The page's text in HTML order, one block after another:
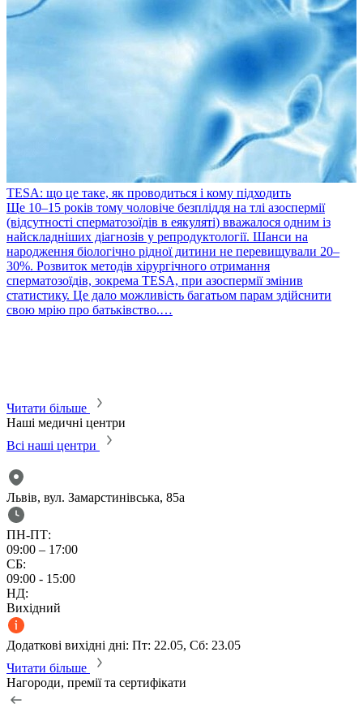
TESA: що це таке, як проводиться і кому підходить
​Ще 10–15 років тому чоловіче безпліддя на тлі азоспермії
(відсутності сперматозоїдів в еякуляті) вважалося одним із
найскладніших діагнозів у репродуктології. Шанси на
народження біологічно рідної дитини не перевищували 20–
30%. Розвиток методів хірургічного отримання
сперматозоїдів, зокрема TESA, при азоспермії змінив
статистику. Це дало можливість багатьом парам здійснити
свою мрію про батьківство.…
Читати більше
Наші медичні центри
Всі наші центри
Львів, вул. Замарстинівська, 85а
ПН-ПТ:
09:00 – 17:00
СБ:
09:00 - 15:00
НД:
Вихідний
Додаткові вихідні дні: Пт: 22.05, Сб: 23.05
Читати більше
Нагороди, премії та сертифікати